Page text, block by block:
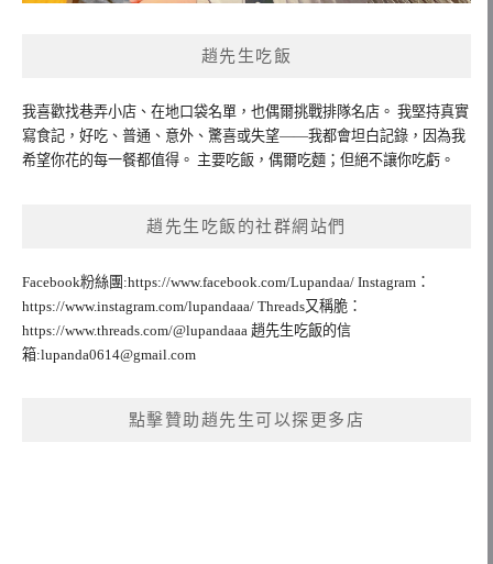
趙先生吃飯
我喜歡找巷弄小店、在地口袋名單，也偶爾挑戰排隊名店。 我堅持真實
寫食記，好吃、普通、意外、驚喜或失望——我都會坦白記錄，因為我
希望你花的每一餐都值得。 主要吃飯，偶爾吃麵；但絕不讓你吃虧。
趙先生吃飯的社群網站們
Facebook粉絲團:https://www.facebook.com/Lupandaa/ Instagram：
https://www.instagram.com/lupandaaa/ Threads又稱脆：
https://www.threads.com/@lupandaaa 趙先生吃飯的信
箱:lupanda0614@gmail.com
點擊贊助趙先生可以探更多店